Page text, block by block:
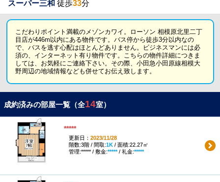
スーパー三和 徒歩33分
こだわりポイント満載のメゾンカワイ。ローソン 相模原北里二丁
目店が446m以内にある物件です。バス停から徒歩3分以内なの
で、バスを逃す心配はほとんどありません。ビジネスマンには必
須の、インターネット有り物件です。こちらの物件詳細につきま
しては、お気軽にご連絡下さい。その際、小田急小田原線相模大
野周辺の地域情報なども併せてお伝え致します。
成約済みの部屋一覧（全14室）
*****
更新日： 2023/11/28
階数:3階 / 間取:1K/ 面積:22.27㎡
管理:***** / 敷金:*****/ 礼金:*****